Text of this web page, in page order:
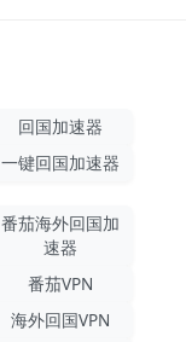
回国加速器
一键回国加速器
番茄海外回国加
速器
番茄VPN
海外回国VPN